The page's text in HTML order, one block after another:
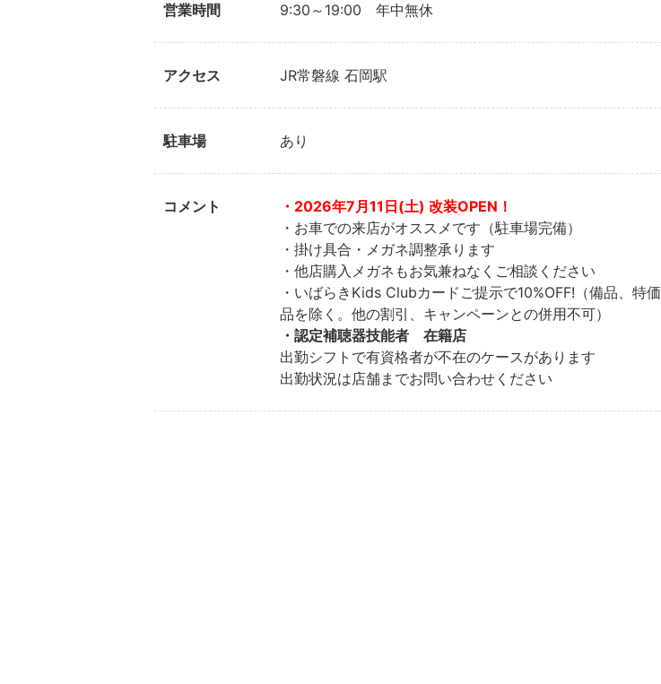
営業時間 9:30～19:00 年中無休
アクセス JR常磐線 石岡駅
駐車場 あり
コメント
・2026年7月11日(土) 改装OPEN！
・お車での来店がオススメです（駐車場完備）
・掛け具合・メガネ調整承ります
・他店購入メガネもお気兼ねなくご相談ください
・いばらきKids Clubカードご提示で10%OFF!（備品、特価
品を除く。他の割引、キャンペーンとの併用不可）
・認定補聴器技能者 在籍店
出勤シフトで有資格者が不在のケースがあります
出勤状況は店舗までお問い合わせください